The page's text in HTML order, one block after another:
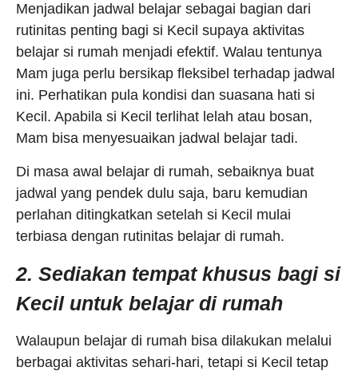
Menjadikan jadwal belajar sebagai bagian dari
rutinitas penting bagi si Kecil supaya aktivitas
belajar si rumah menjadi efektif. Walau tentunya
Mam juga perlu bersikap fleksibel terhadap jadwal
ini. Perhatikan pula kondisi dan suasana hati si
Kecil. Apabila si Kecil terlihat lelah atau bosan,
Mam bisa menyesuaikan jadwal belajar tadi.
Di masa awal belajar di rumah, sebaiknya buat
jadwal yang pendek dulu saja, baru kemudian
perlahan ditingkatkan setelah si Kecil mulai
terbiasa dengan rutinitas belajar di rumah.
2. Sediakan tempat khusus bagi si
Kecil untuk belajar di rumah
Walaupun belajar di rumah bisa dilakukan melalui
berbagai aktivitas sehari-hari, tetapi si Kecil tetap